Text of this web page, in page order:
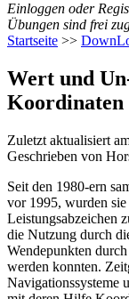
Einloggen oder
Übungen sind frei
Startseite >>
Wert und
Koordinaten
Zuletzt aktualisiert
Geschrieben von
Seit den 1980-ern
vor 1995, wurden
Leistungsabzeichen
die Nutzung durch
Wendepunkten
werden konnten.
Navigationssysteme